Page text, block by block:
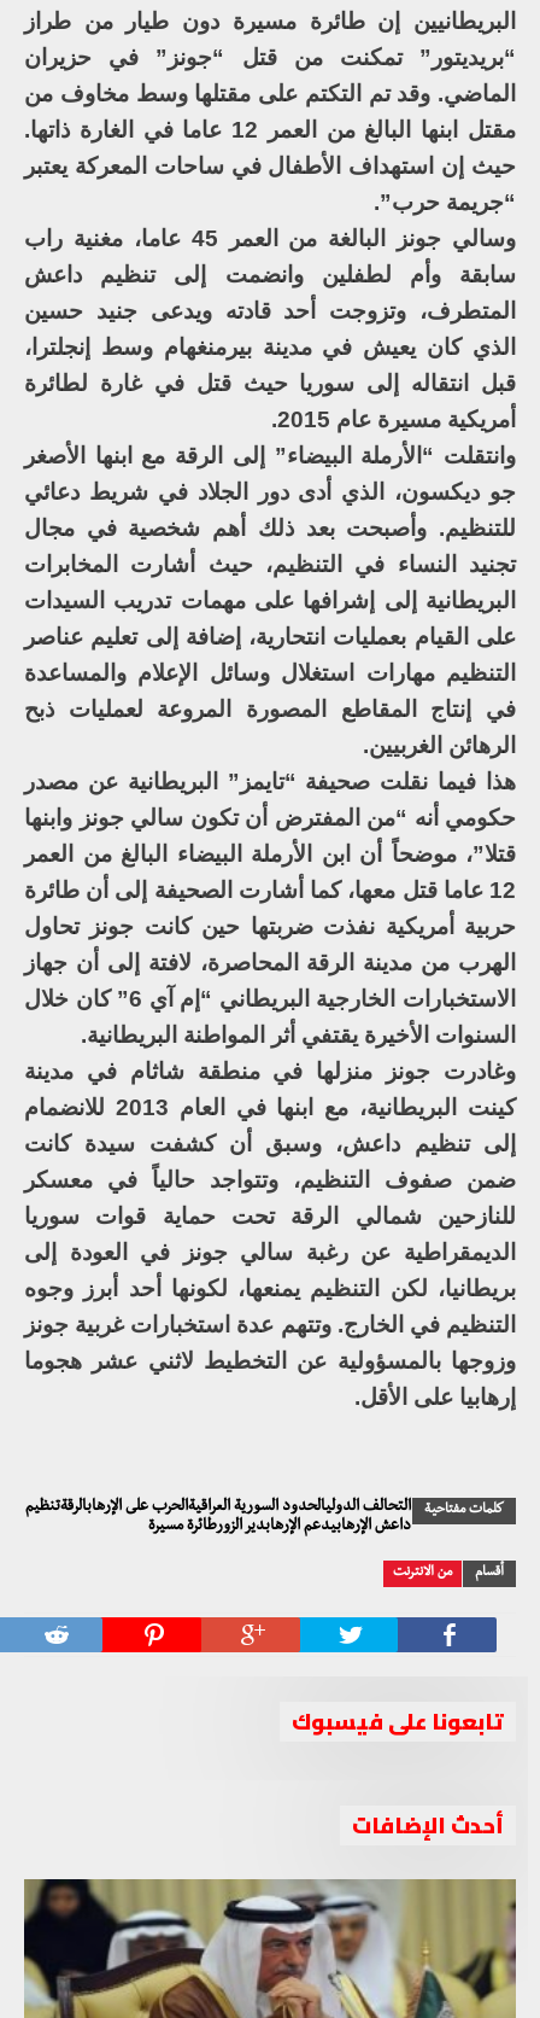
البريطانيين إن طائرة مسيرة دون طيار من طراز
“بريديتور” تمكنت من قتل “جونز” في حزيران
الماضي. وقد تم التكتم على مقتلها وسط مخاوف من
مقتل ابنها البالغ من العمر 12 عاما في الغارة ذاتها.
حيث إن استهداف الأطفال في ساحات المعركة يعتبر
“جريمة حرب”.
وسالي جونز البالغة من العمر 45 عاما، مغنية راب
سابقة وأم لطفلين وانضمت إلى تنظيم داعش
المتطرف، وتزوجت أحد قادته ويدعى جنيد حسين
الذي كان يعيش في مدينة بيرمنغهام وسط إنجلترا،
قبل انتقاله إلى سوريا حيث قتل في غارة لطائرة
أمريكية مسيرة عام 2015.
وانتقلت “الأرملة البيضاء” إلى الرقة مع ابنها الأصغر
جو ديكسون، الذي أدى دور الجلاد في شريط دعائي
للتنظيم. وأصبحت بعد ذلك أهم شخصية في مجال
تجنيد النساء في التنظيم، حيث أشارت المخابرات
البريطانية إلى إشرافها على مهمات تدريب السيدات
على القيام بعمليات انتحارية، إضافة إلى تعليم عناصر
التنظيم مهارات استغلال وسائل الإعلام والمساعدة
في إنتاج المقاطع المصورة المروعة لعمليات ذبح
الرهائن الغربيين.
هذا فيما نقلت صحيفة “تايمز” البريطانية عن مصدر
حكومي أنه “من المفترض أن تكون سالي جونز وابنها
قتلا”، موضحاً أن ابن الأرملة البيضاء البالغ من العمر
12 عاما قتل معها، كما أشارت الصحيفة إلى أن طائرة
حربية أمريكية نفذت ضربتها حين كانت جونز تحاول
الهرب من مدينة الرقة المحاصرة، لافتة إلى أن جهاز
الاستخبارات الخارجية البريطاني “إم آي 6” كان خلال
السنوات الأخيرة يقتفي أثر المواطنة البريطانية.
وغادرت جونز منزلها في منطقة شاثام في مدينة
كينت البريطانية، مع ابنها في العام 2013 للانضمام
إلى تنظيم داعش، وسبق أن كشفت سيدة كانت
ضمن صفوف التنظيم، وتتواجد حالياً في معسكر
للنازحين شمالي الرقة تحت حماية قوات سوريا
الديمقراطية عن رغبة سالي جونز في العودة إلى
بريطانيا، لكن التنظيم يمنعها، لكونها أحد أبرز وجوه
التنظيم في الخارج. وتتهم عدة استخبارات غربية جونز
وزوجها بالمسؤولية عن التخطيط لاثني عشر هجوما
إرهابيا على الأقل.
كلمات مفتاحية
التحالف الدوليالحدود السورية العراقيةالحرب على الإرهابالرقةتنظيم
داعش الإرهابيدعم الإرهابدير الزورطائرة مسيرة
أقسام من الانترنت
تابعونا على فيسبوك
أحدث الإضافات